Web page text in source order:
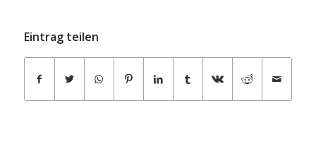
Eintrag teilen